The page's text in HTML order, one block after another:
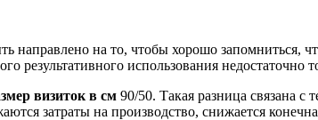
направлено на то, чтобы хорошо запомниться,
использования недостаточно
визиток в см 90/50. Такая разница связана с
затраты на производство, снижается